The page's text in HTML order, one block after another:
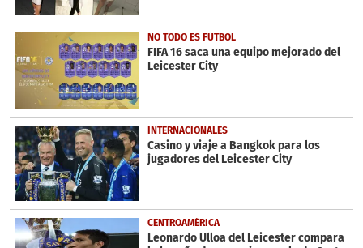
NO TODO ES FUTBOL
FIFA 16 saca una equipo mejorado del
Leicester City
INTERNACIONALES
Casino y viaje a Bangkok para los
jugadores del Leicester City
CENTROAMÉRICA
Leonardo Ulloa del Leicester compara